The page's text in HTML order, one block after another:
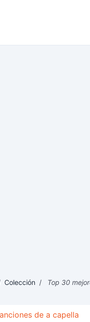
Colección /
Top 30
de a capella